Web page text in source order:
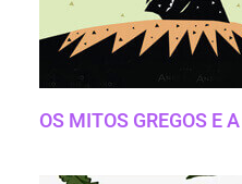
OS MITOS GREGOS E